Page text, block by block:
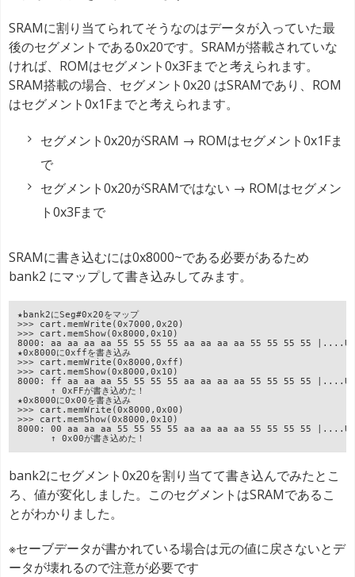
SRAMに割り当てられてそうなのはデータが入っていた最
後のセグメントである0x20です。SRAMが搭載されていな
ければ、ROMはセグメント0x3Fまでと考えられます。
SRAM搭載の場合、セグメント0x20 はSRAMであり、ROM
はセグメント0x1Fまでと考えられます。
セグメント0x20がSRAM → ROMはセグメント0x1Fま
で
セグメント0x20がSRAMではない → ROMはセグメン
ト0x3Fまで
SRAMに書き込むには0x8000~である必要があるため
bank2 にマップして書き込みしてみます。
★bank2にSeg#0x20をマップ
>>> cart.memWrite(0x7000,0x20)
>>> cart.memShow(0x8000,0x10)
8000: aa aa aa aa 55 55 55 55 aa aa aa aa 55 55 55 55
★0x8000に0xffを書き込み
>>> cart.memWrite(0x8000,0xff)
>>> cart.memShow(0x8000,0x10)
8000: ff aa aa aa 55 55 55 55 aa aa aa aa 55 55 55 55
      ↑ 0xFFが書き込めた！
★0x8000に0x00を書き込み
>>> cart.memWrite(0x8000,0x00)
>>> cart.memShow(0x8000,0x10)
8000: 00 aa aa aa 55 55 55 55 aa aa aa aa 55 55 55 55
      ↑ 0x00が書き込めた！
bank2にセグメント0x20を割り当てて書き込んでみたとこ
ろ、値が変化しました。このセグメントはSRAMであるこ
とがわかりました。
※セーブデータが書かれている場合は元の値に戻さないとデ
ータが壊れるので注意が必要です